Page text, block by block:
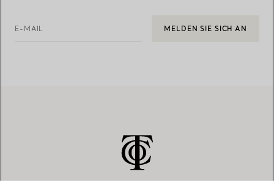
E-MAIL MELDEN SIE SICH AN